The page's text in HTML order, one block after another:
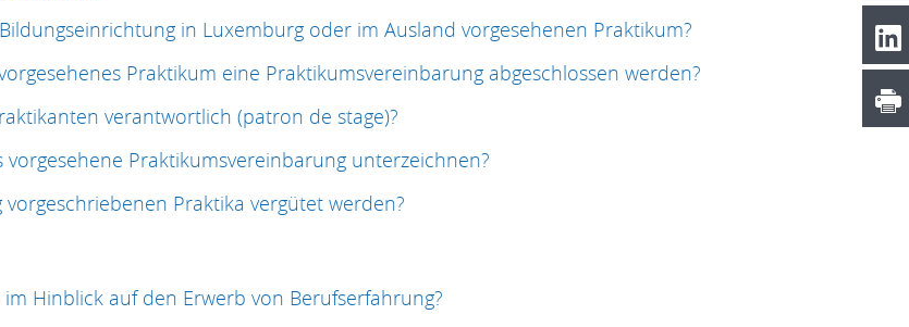
in Luxemburg oder im Ausland vorgesehenen Praktikum?
Praktikum eine Praktikumsvereinbarung abgeschlossen werden?
verantwortlich (patron de stage)?
Praktikumsvereinbarung unterzeichnen?
Praktika vergütet werden?
Hinblick auf den Erwerb von Berufserfahrung?